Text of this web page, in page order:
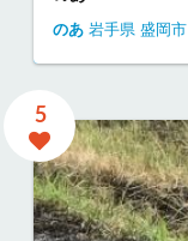
のあ 岩手県 盛岡市
5